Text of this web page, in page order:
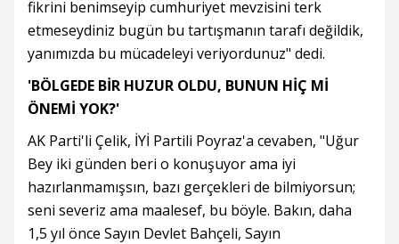
fikrini benimseyip cumhuriyet mevzisini terk
etmeseydiniz bugün bu tartışmanın tarafı değildik,
yanımızda bu mücadeleyi veriyordunuz" dedi.
'BÖLGEDE BİR HUZUR OLDU, BUNUN HİÇ Mİ
ÖNEMİ YOK?'
AK Parti'li Çelik, İYİ Partili Poyraz'a cevaben, "Uğur
Bey iki günden beri o konuşuyor ama iyi
hazırlanmamışsın, bazı gerçekleri de bilmiyorsun;
seni severiz ama maalesef, bu böyle. Bakın, daha
1,5 yıl önce Sayın Devlet Bahçeli, Sayın